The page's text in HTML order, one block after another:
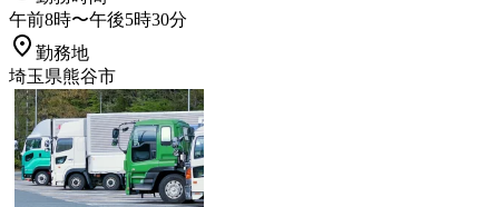
午前8時〜午後5時30分
勤務地
埼玉県熊谷市